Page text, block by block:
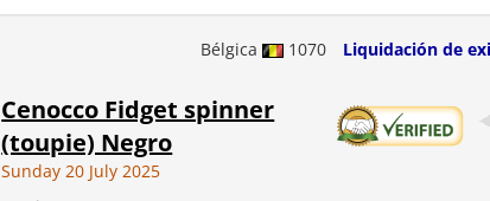
Bélgica 1070 Liquidación de
Cenocco Fidget spinner
(toupie) Negro
Sunday 20 July 2025